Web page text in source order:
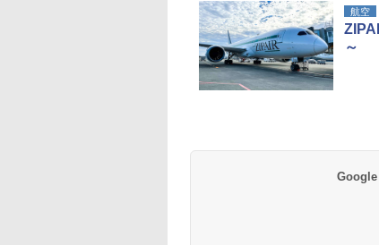
10,450円～
7,950円～
航空
～
Google